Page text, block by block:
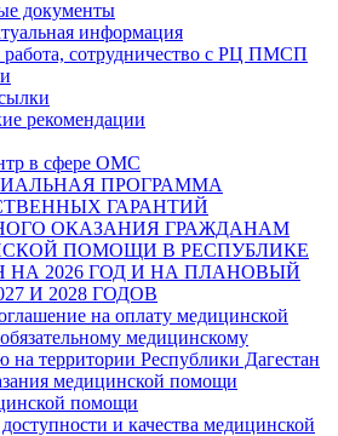
документы
информация
работа, сотрудничество с РЦ ПМСП
рекомендации
в сфере ОМС
ПРОГРАММА
ГАРАНТИЙ
ОКАЗАНИЯ ГРАЖДАНАМ
ПОМОЩИ В РЕСПУБЛИКЕ
НА 2026 ГОД И НА ПЛАНОВЫЙ
И 2028 ГОДОВ
на оплату медицинской
медицинскому
на территории Республики Дагестан
медицинской помощи
помощи
и качества медицинской